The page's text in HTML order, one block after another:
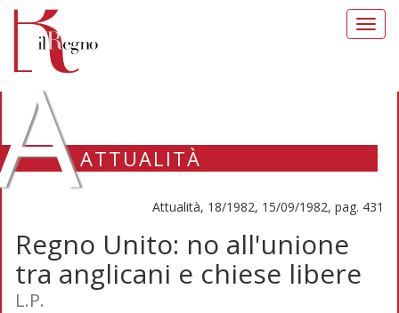
ATTUALITÀ
Attualità, 18/1982, 15/09/1982, pag. 431
Regno Unito: no all'unione
tra anglicani e chiese libere
L.P.